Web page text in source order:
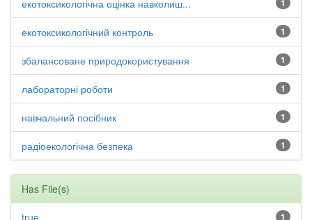
1
екотоксикологічна оцінка навколиш...
1
екотоксикологічний контроль
1
збалансоване природокористування
1
лабораторні роботи
1
навчальний посібник
1
радіоекологічна безпека
Has File(s)
1
true